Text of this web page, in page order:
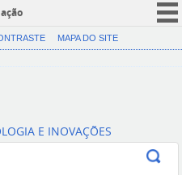
CORONAVÍRUS (COVID-19)
Canais
MAPA DO SITE
E INOVAÇÕES